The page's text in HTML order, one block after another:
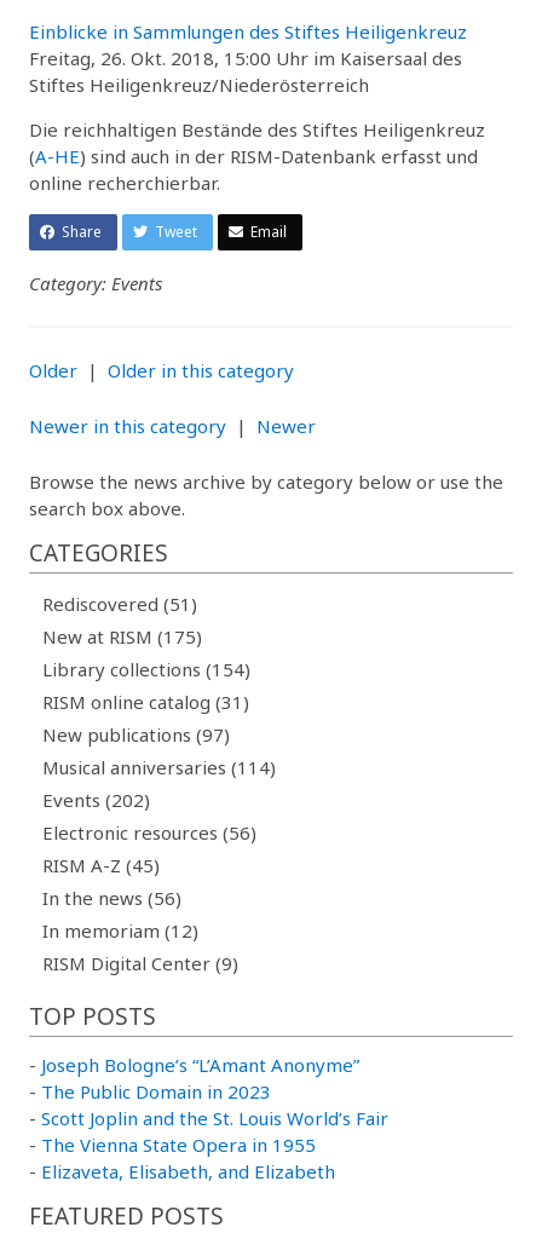
Einblicke in Sammlungen des Stiftes Heiligenkreuz
Freitag, 26. Okt. 2018, 15:00 Uhr im Kaisersaal des
Stiftes Heiligenkreuz/Niederösterreich
Die reichhaltigen Bestände des Stiftes Heiligenkreuz
(A-HE) sind auch in der RISM-Datenbank erfasst und
online recherchierbar.
Share Tweet Email
Category: Events
Older | Older in this category
Newer in this category | Newer
Browse the news archive by category below or use the
search box above.
CATEGORIES
Rediscovered (51)
New at RISM (175)
Library collections (154)
RISM online catalog (31)
New publications (97)
Musical anniversaries (114)
Events (202)
Electronic resources (56)
RISM A-Z (45)
In the news (56)
In memoriam (12)
RISM Digital Center (9)
TOP POSTS
- Joseph Bologne’s “L’Amant Anonyme”
- The Public Domain in 2023
- Scott Joplin and the St. Louis World’s Fair
- The Vienna State Opera in 1955
- Elizaveta, Elisabeth, and Elizabeth
FEATURED POSTS